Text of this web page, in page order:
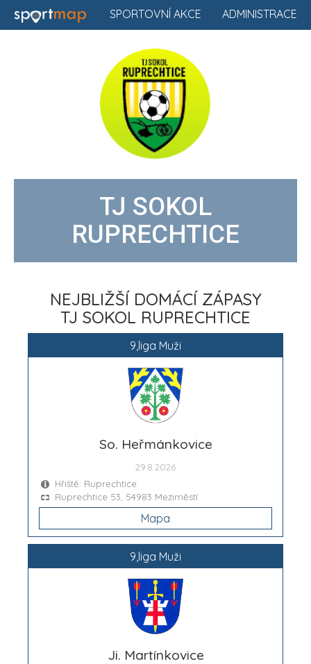
ADMINISTRACE
SPORTOVNÍ AKCE
TJ SOKOL
RUPRECHTICE
NEJBLIŽŠÍ DOMÁCÍ ZÁPASY
TJ SOKOL RUPRECHTICE
9,liga Muži
So. Heřmánkovice
29.8.2026
Hřiště: Ruprechtice
Ruprechtice 53, 54983 Meziměstí
Mapa
9,liga Muži
Ji. Martínkovice